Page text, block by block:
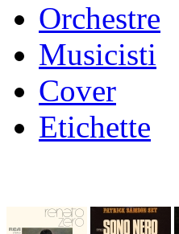
Orchestre
Musicisti
Cover
Etichette